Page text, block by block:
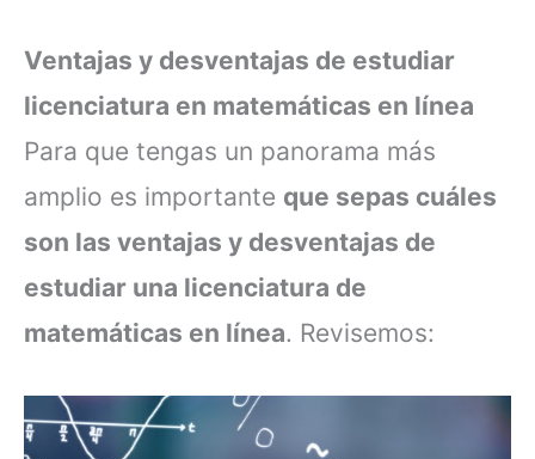
Ventajas y desventajas de estudiar
licenciatura en matemáticas en línea
Para que tengas un panorama más
amplio es importante que sepas cuáles
son las ventajas y desventajas de
estudiar una licenciatura de
matemáticas en línea. Revisemos: